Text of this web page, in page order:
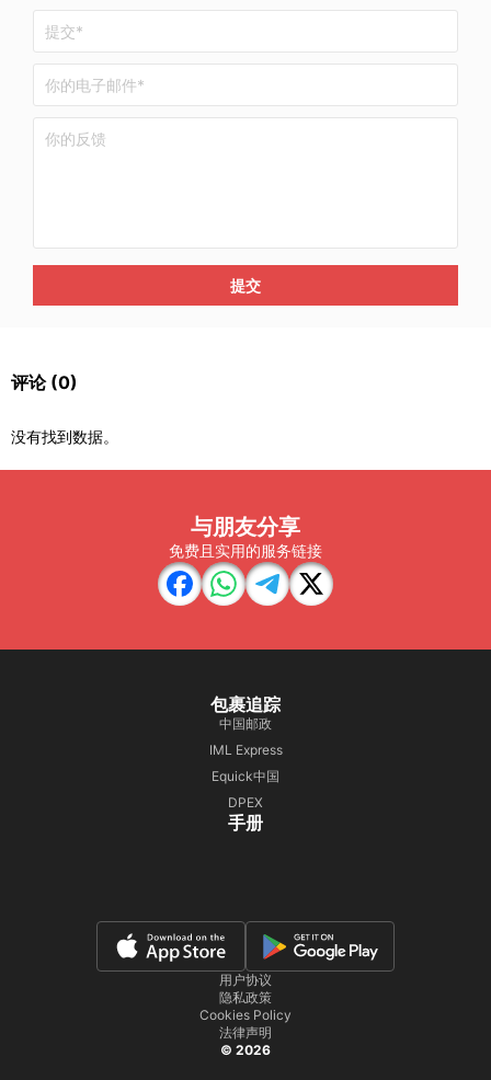
提交
评论 (0)
没有找到数据。
与朋友分享
免费且实用的服务链接
包裹追踪
中国邮政
IML Express
Equick中国
DPEX
手册
用户协议
隐私政策
Cookies Policy
法律声明
© 2026